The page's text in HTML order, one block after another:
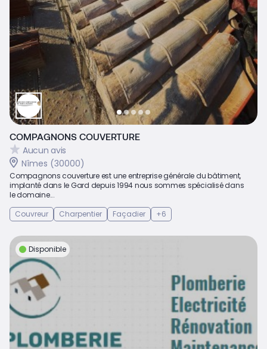
COMPAGNONS COUVERTURE
Aucun avis
Nîmes (30000)
Compagnons couverture est une entreprise générale du bâtiment,
implanté dans le Gard depuis 1994 nous sommes spécialisé dans
le domaine...
Couvreur
Charpentier Façadier +6
Disponible